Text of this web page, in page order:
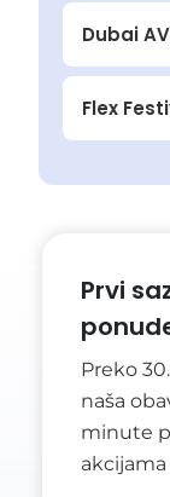
Dubai
Flex
Prvi
Preko
naša
minute